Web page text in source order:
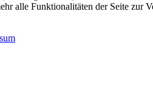
alle Funktionalitäten der Seite zur